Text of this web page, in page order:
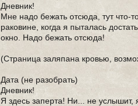
Дневник!
Мне надо бежать отсюда, тут что-
раковине, когда я пыталась
окно. Надо бежать отсюда!
(Страница заляпана кровью,
Дата (не разобрать)
Дневник!
Я здесь заперта! Ни... не услышит,